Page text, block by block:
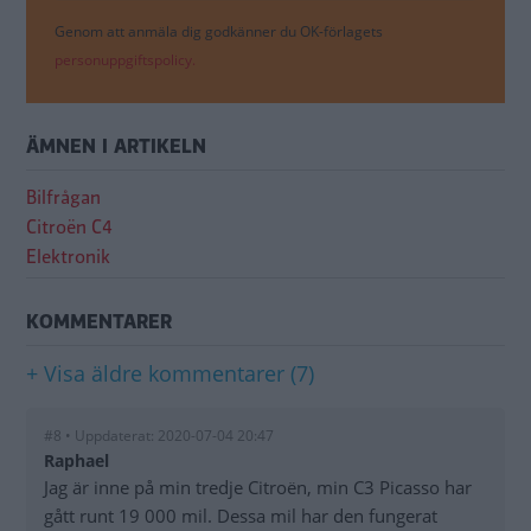
Genom att anmäla dig godkänner du OK-förlagets
personuppgiftspolicy.
ÄMNEN I ARTIKELN
Bilfrågan
Citroën C4
Elektronik
KOMMENTARER
+ Visa äldre kommentarer (7)
#8 • Uppdaterat: 2020-07-04 20:47
Raphael
Jag är inne på min tredje Citroën, min C3 Picasso har
gått runt 19 000 mil. Dessa mil har den fungerat